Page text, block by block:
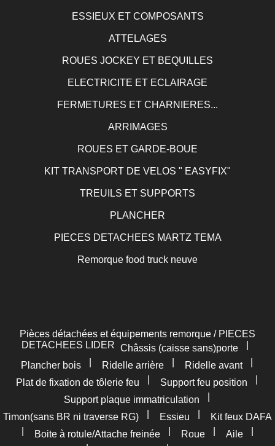
ESSIEUX ET COMPOSANTS
ATTELAGES
ROUES JOCKEY ET BEQUILLES
ELECTRICITE ET ECLAIRAGE
FERMETURES ET CHARNIERES...
ARRIMAGES
ROUES ET GARDE-BOUE
KIT TRANSPORT DE VELOS " EASYFIX"
TREUILS ET SUPPORTS
PLANCHER
PIECES DETACHEES MARTZ TEMA
Remorque food truck neuve
Pièces détachées et équipements remorque / PIECES
DETACHEES LIDER Châssis (caisse sans)porte
Plancher bois
Ridelle arrière Ridelle avant
Plat de fixation de tôlerie feu
Support feu position
Support plaque immatriculation
Timon(sans BR ni traverse RG)
Essieu
Kit feux DAFA
Boite à rotule/Attache freinée Roue Aile